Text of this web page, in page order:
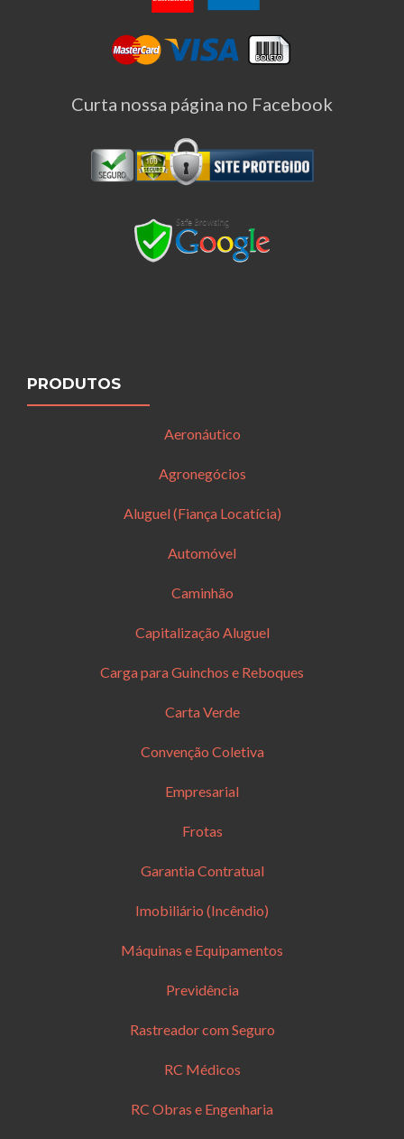
Curta nossa página no Facebook
PRODUTOS
Aeronáutico
Agronegócios
Aluguel (Fiança Locatícia)
Automóvel
Caminhão
Capitalização Aluguel
Carga para Guinchos e Reboques
Carta Verde
Convenção Coletiva
Empresarial
Frotas
Garantia Contratual
Imobiliário (Incêndio)
Máquinas e Equipamentos
Previdência
Rastreador com Seguro
RC Médicos
RC Obras e Engenharia